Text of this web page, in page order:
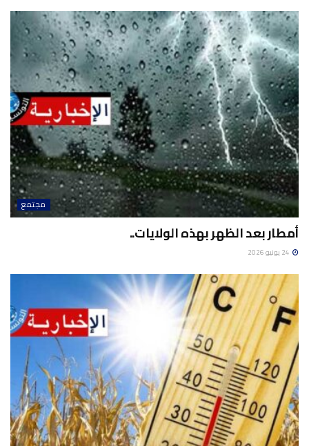
مجتمع
أمطار بعد الظهر بهذه الولايات..
24 يونيو 2026